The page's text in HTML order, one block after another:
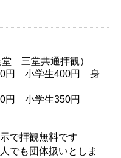
三堂共通拝観）
円 小学生400円 身
円 小学生350円
で拝観無料です
でも団体扱いとしま